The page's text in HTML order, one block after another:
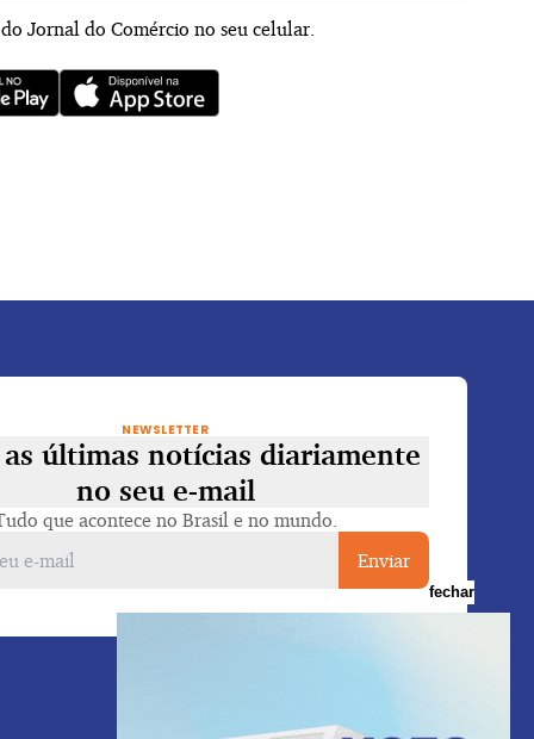
Jornal do Comércio no seu celular.
NEWSLETTER
as últimas notícias diariamente
no seu e-mail
que acontece no Brasil e no mundo.
Enviar
fechar